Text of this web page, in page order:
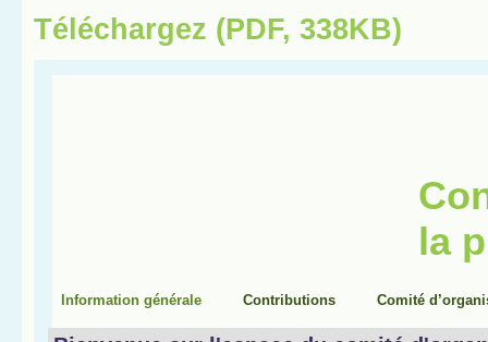
Téléchargez (PDF, 338KB)